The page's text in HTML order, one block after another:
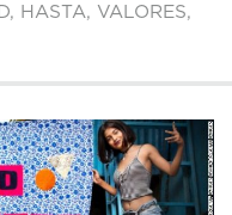
, HASTA, VALORES,